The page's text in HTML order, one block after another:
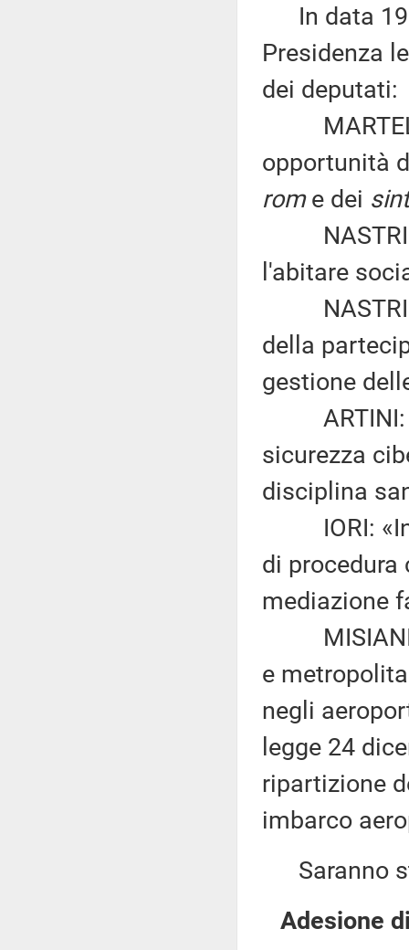
In data 19
Presidenza
dei deputati:
opportunità
rome dei
NASTRI:
l'abitare
NASTRI:
della
gestione
ARTINI:
sicurezza
disciplina
IORI:
di
mediazione
MISIANI:
e
negli
legge 24
ripartizione
imbarco
Saranno
Adesione